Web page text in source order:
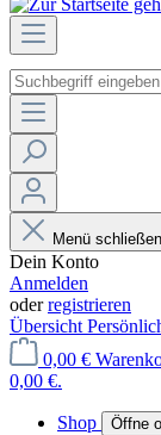
Menü schließen
Dein Konto
Anmelden
oderregistrieren
Übersicht
0,00 €
0,00 €.
Shop Öffne